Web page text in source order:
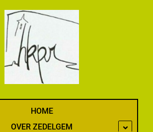
HOME
OVER ZEDELGEM